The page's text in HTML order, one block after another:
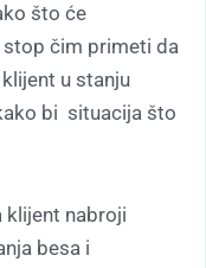
što će
stop čim primeti da
u stanju
bi situacija što
klijent nabroji
besa i